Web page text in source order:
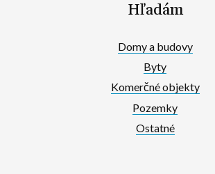
Hľadám
Domy a budovy
Byty
Komerčné objekty
Pozemky
Ostatné